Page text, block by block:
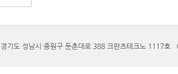
경기도 성남시 중원구 둔촌대로 388 크란츠테크노 1117